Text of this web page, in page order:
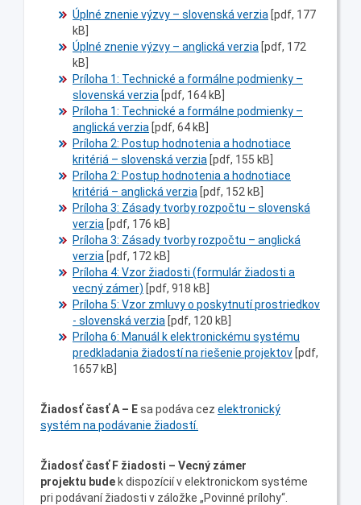
Úplné znenie výzvy – slovenská verzia [pdf, 177
kB]
Úplné znenie výzvy – anglická verzia [pdf, 172
kB]
Príloha 1: Technické a formálne podmienky –
slovenská verzia [pdf, 164 kB]
Príloha 1: Technické a formálne podmienky –
anglická verzia [pdf, 64 kB]
Príloha 2: Postup hodnotenia a hodnotiace
kritériá – slovenská verzia [pdf, 155 kB]
Príloha 2: Postup hodnotenia a hodnotiace
kritériá – anglická verzia [pdf, 152 kB]
Príloha 3: Zásady tvorby rozpočtu – slovenská
verzia [pdf, 176 kB]
Príloha 3: Zásady tvorby rozpočtu – anglická
verzia [pdf, 172 kB]
Príloha 4: Vzor žiadosti (formulár žiadosti a
vecný zámer) [pdf, 918 kB]
Príloha 5: Vzor zmluvy o poskytnutí prostriedkov
- slovenská verzia [pdf, 120 kB]
Príloha 6: Manuál k elektronickému systému
predkladania žiadostí na riešenie projektov [pdf,
1657 kB]
Žiadosť časť A – Esa podáva cez elektronický
systém na podávanie žiadostí.
Žiadosť časť F žiadosti – Vecný zámer
projektu bude k dispozícií v elektronickom systéme
pri podávaní žiadosti v záložke „Povinné prílohy“.